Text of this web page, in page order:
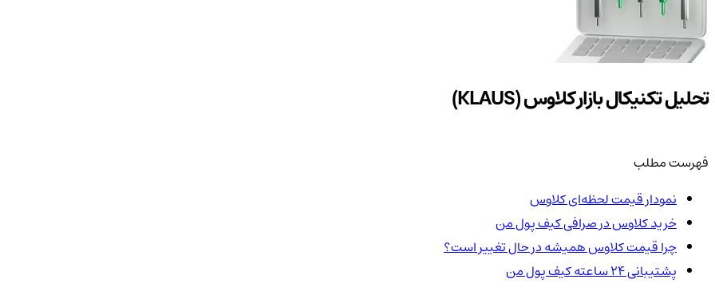
تحلیل تکنیکال بازار کلاوس (KLAUS)
فهرست مطلب
نمودار قیمت لحظه‌ای کلاوس
خرید کلاوس در صرافی کیف پول من
چرا قیمت کلاوس همیشه در حال تغییر است؟
پشتیبانی ۲۴ ساعته کیف پول من